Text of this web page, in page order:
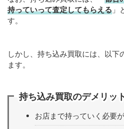
持っていって査定してもらえる 」
す。
しかし、持ち込み買取には、以下
ます。
持ち込み買取のデメリッ
お店まで持っていく必要が